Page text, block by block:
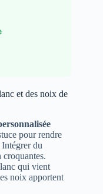
et des noix de
pour rendre
du
qui vient
noix apportent